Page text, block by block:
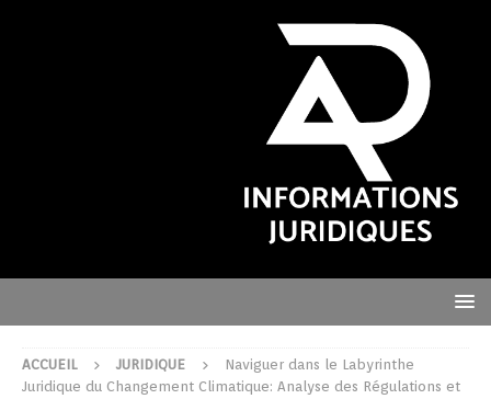
ACCUEIL JURIDIQUE
Naviguer dans le Labyrinthe
Juridique du Changement Climatique: Analyse des Régulations et